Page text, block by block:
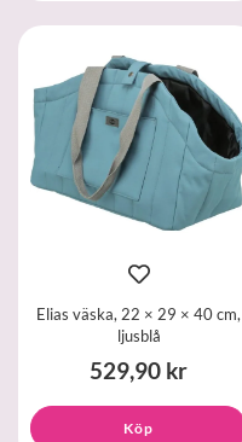
Elias väska, 22 × 29 × 40 cm,
ljusblå
529,90 kr
Köp